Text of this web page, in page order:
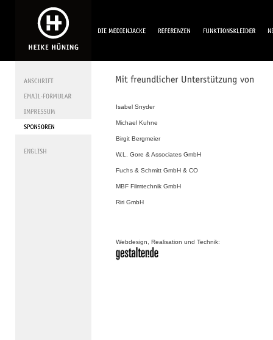
Isabel Snyder
Michael Kuhne
Birgit Bergmeier
W.L. Gore & Associates GmbH
Fuchs & Schmitt GmbH & CO
MBF Filmtechnik GmbH
Riri GmbH
Webdesign, Realisation und Technik: